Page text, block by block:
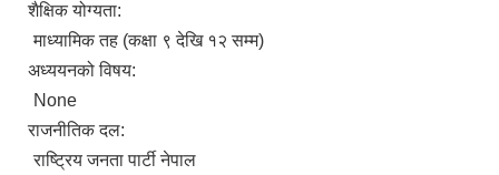
शैक्षिक योग्यता:
माध्यामिक तह (कक्षा ९ देखि १२ सम्म)
अध्ययनको विषय:
None
राजनीतिक दल:
राष्ट्रिय जनता पार्टी नेपाल